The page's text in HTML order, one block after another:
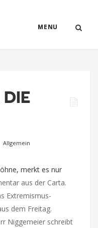
MENU
DIE
Allgemein
merkt es nur
aus der Carta.
Extremismus-
dem Freitag.
Niggemeier schreibt